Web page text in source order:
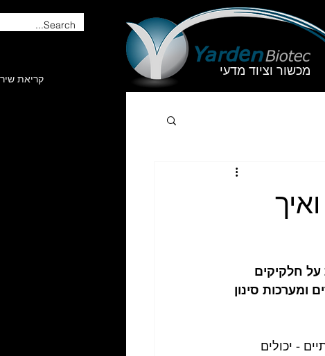
מכשור וציוד מדעי
קריאת
על חלקיקים
ומערכות סינון
- יכולים